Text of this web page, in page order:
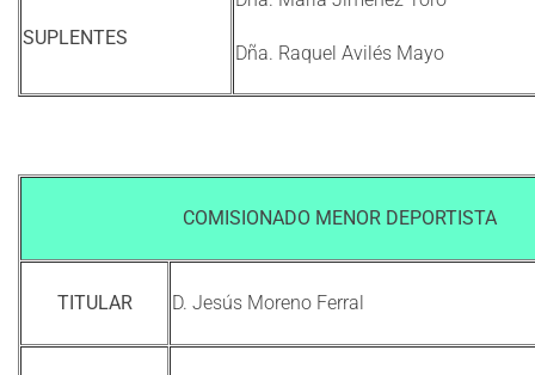
SUPLENTES
Dña. Raquel Avilés Mayo
COMISIONADO MENOR DEPORTISTA
TITULAR D. Jesús Moreno Ferral